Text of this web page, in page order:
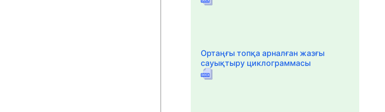
Ортаңғы топқа арналған жазғы
сауықтыру циклограммасы